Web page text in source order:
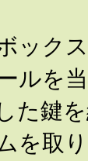
ック
ルを
た鍵
を取